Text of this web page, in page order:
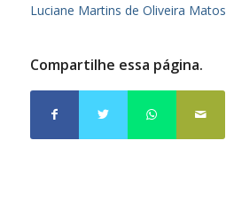
Luciane Martins de Oliveira Matos
Compartilhe essa página.